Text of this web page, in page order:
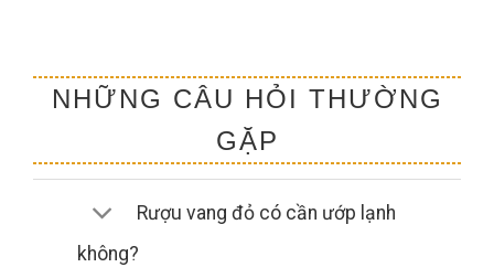
NHỮNG CÂU HỎI THƯỜNG
GẶP
Rượu vang đỏ có cần ướp lạnh
không?